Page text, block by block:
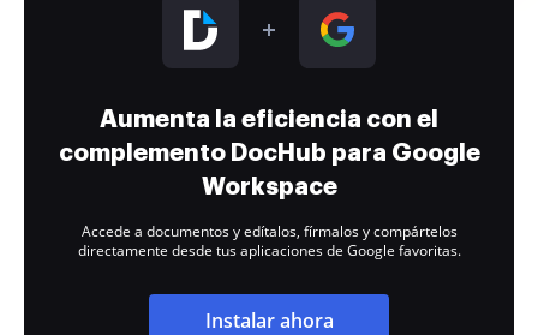
Aumenta la eficiencia con el
complemento DocHub para Google
Workspace
Accede a documentos y edítalos, fírmalos y compártelos
directamente desde tus aplicaciones de Google favoritas.
Instalar ahora